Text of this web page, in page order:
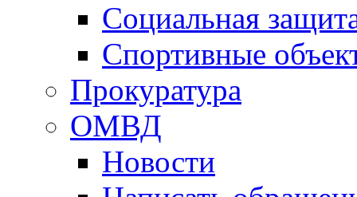
Социальная
Спортивные
Прокуратура
ОМВД
Новости